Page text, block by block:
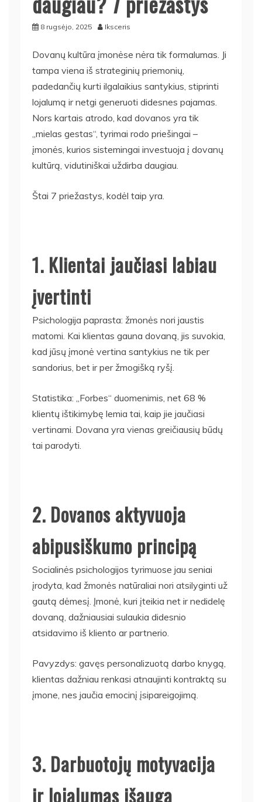
8 rugsėjo, 2025 Iksceris
Dovanų kultūra įmonėse nėra tik formalumas. Ji
tampa viena iš strateginių priemonių,
padedančių kurti ilgalaikius santykius, stiprinti
lojalumą ir netgi generuoti didesnes pajamas.
Nors kartais atrodo, kad dovanos yra tik
„mielas gestas“, tyrimai rodo priešingai –
įmonės, kurios sistemingai investuoja į dovanų
kultūrą, vidutiniškai uždirba daugiau.
Štai 7 priežastys, kodėl taip yra.
1. Klientai jaučiasi labiau
įvertinti
Psichologija paprasta: žmonės nori jaustis
matomi. Kai klientas gauna dovaną, jis suvokia,
kad jūsų įmonė vertina santykius ne tik per
sandorius, bet ir per žmogišką ryšį.
Statistika: „Forbes“ duomenimis, net 68 %
klientų ištikimybę lemia tai, kaip jie jaučiasi
vertinami. Dovana yra vienas greičiausių būdų
tai parodyti.
2. Dovanos aktyvuoja
abipusiškumo principą
Socialinės psichologijos tyrimuose jau seniai
įrodyta, kad žmonės natūraliai nori atsilyginti už
gautą dėmesį. Įmonė, kuri įteikia net ir nedidelę
dovaną, dažniausiai sulaukia didesnio
atsidavimo iš kliento ar partnerio.
Pavyzdys: gavęs personalizuotą darbo knygą,
klientas dažniau renkasi atnaujinti kontraktą su
įmone, nes jaučia emocinį įsipareigojimą.
3. Darbuotojų motyvacija
ir lojalumas išauga